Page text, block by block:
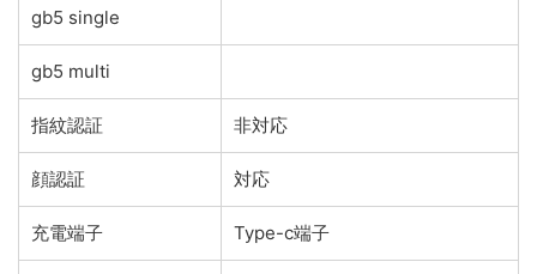
gb5 single
gb5 multi
指紋認証 非対応
顔認証 対応
充電端子 Type-c端子